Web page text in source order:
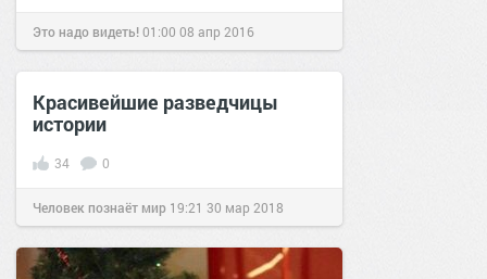
Это надо видеть!01:00 08 апр 2016
Красивейшие разведчицы
истории
34 0
Человек познаёт мир 19:21 30 мар 2018